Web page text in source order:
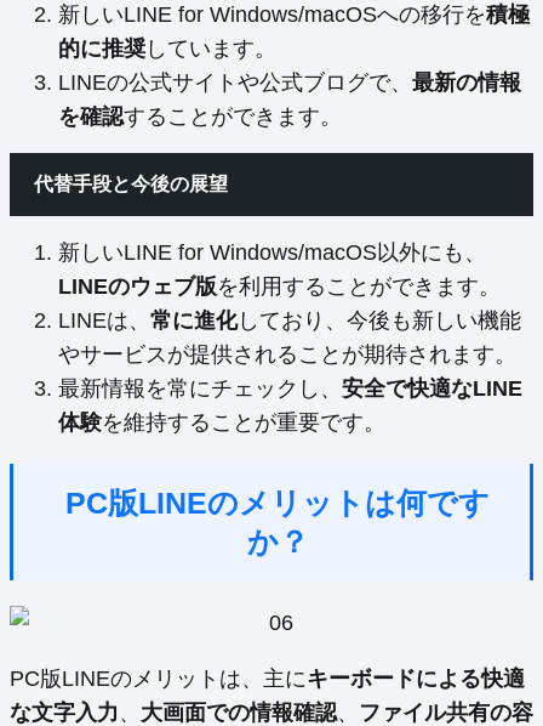
新しいLINE for Windows/macOSへの移行を積極
的に推奨 しています。
LINEの公式サイトや公式ブログで、 最新の情報
を確認することができます。
代替手段と今後の展望
新しいLINE for Windows/macOS以外にも、
LINEのウェブ版を利用することができます。
LINEは、 常に進化しており、今後も新しい機能
やサービスが提供されることが期待されます。
最新情報を常にチェックし、 安全で快適なLINE
体験を維持することが重要です。
PC版LINEのメリットは何です
か？
PC版LINEのメリットは、主にキーボードによる快適
な文字入力 、 大画面での情報確認、 ファイル共有の容